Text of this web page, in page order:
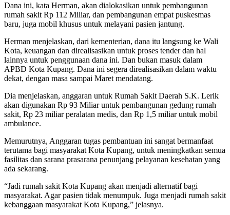
Dana ini, kata Herman, akan dialokasikan untuk pembangunan
rumah sakit Rp 112 Miliar, dan pembangunan empat puskesmas
baru, juga mobil khusus untuk melayani pasien jantung.
Herman menjelaskan, dari kementerian, dana itu langsung ke Wali
Kota, keuangan dan direalisasikan untuk proses tender dan hal
lainnya untuk penggunaan dana ini. Dan bukan masuk dalam
APBD Kota Kupang. Dana ini segera direalisasikan dalam waktu
dekat, dengan masa sampai Maret mendatang.
Dia menjelaskan, anggaran untuk Rumah Sakit Daerah S.K. Lerik
akan digunakan Rp 93 Miliar untuk pembangunan gedung rumah
sakit, Rp 23 miliar peralatan medis, dan Rp 1,5 miliar untuk mobil
ambulance.
Memurutnya, Anggaran tugas pembantuan ini sangat bermanfaat
terutama bagi masyarakat Kota Kupang, untuk meningkatkan semua
fasilitas dan sarana prasarana penunjang pelayanan kesehatan yang
ada sekarang.
“Jadi rumah sakit Kota Kupang akan menjadi alternatif bagi
masyarakat. Agar pasien tidak menumpuk. Juga menjadi rumah sakit
kebanggaan masyarakat Kota Kupang,” jelasnya.